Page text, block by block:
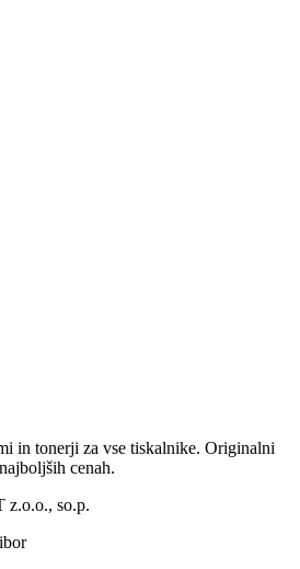
in tonerji za vse tiskalnike. Originalni
cenah.
so.p.